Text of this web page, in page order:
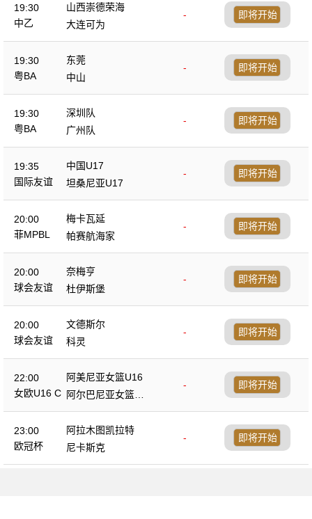
19:30
中乙
山西崇德荣海
-
大连可为
即将开始
19:30
粤BA
东莞
-
中山
即将开始
19:30
粤BA
深圳队
-
广州队
即将开始
19:35
国际友谊
中国U17
-
坦桑尼亚U17
即将开始
20:00
菲MPBL
梅卡瓦延
-
帕赛航海家
即将开始
20:00
球会友谊
奈梅亨
-
杜伊斯堡
即将开始
20:00
球会友谊
文德斯尔
-
科灵
即将开始
22:00
女欧U16 C
阿美尼亚女篮U16
-
阿尔巴尼亚女篮U1
6
即将开始
23:00
欧冠杯
阿拉木图凯拉特
-
尼卡斯克
即将开始